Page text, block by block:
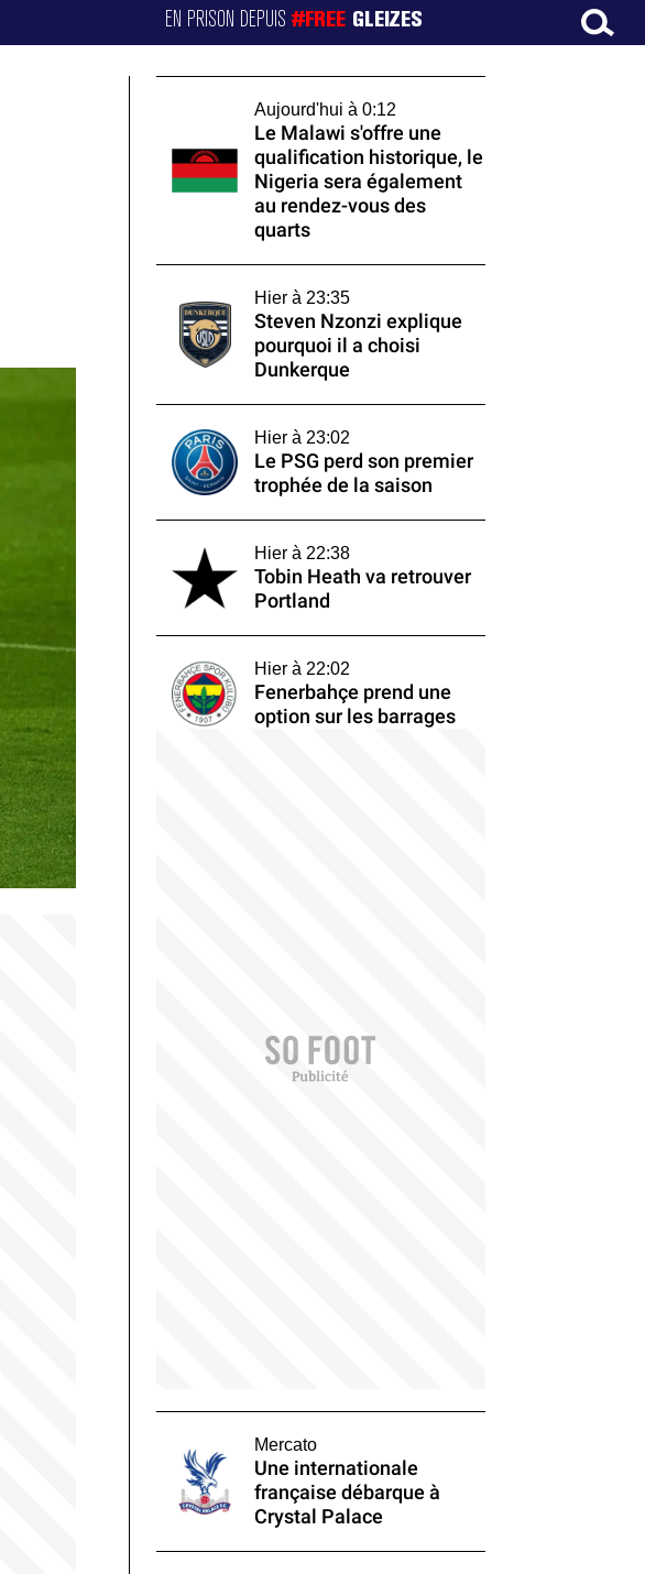
EN PRISON DEPUIS#FREE GLEIZES
Aujourd'hui à 0:12
Le Malawi s'offre une
qualification historique, le
Nigeria sera également
au rendez-vous des
quarts
Hier à 23:35
Steven Nzonzi explique
pourquoi il a choisi
Dunkerque
Hier à 23:02
Le PSG perd son premier
trophée de la saison
Hier à 22:38
Tobin Heath va retrouver
Portland
Hier à 22:02
Fenerbahçe prend une
option sur les barrages
Mercato
Une internationale
française débarque à
Crystal Palace